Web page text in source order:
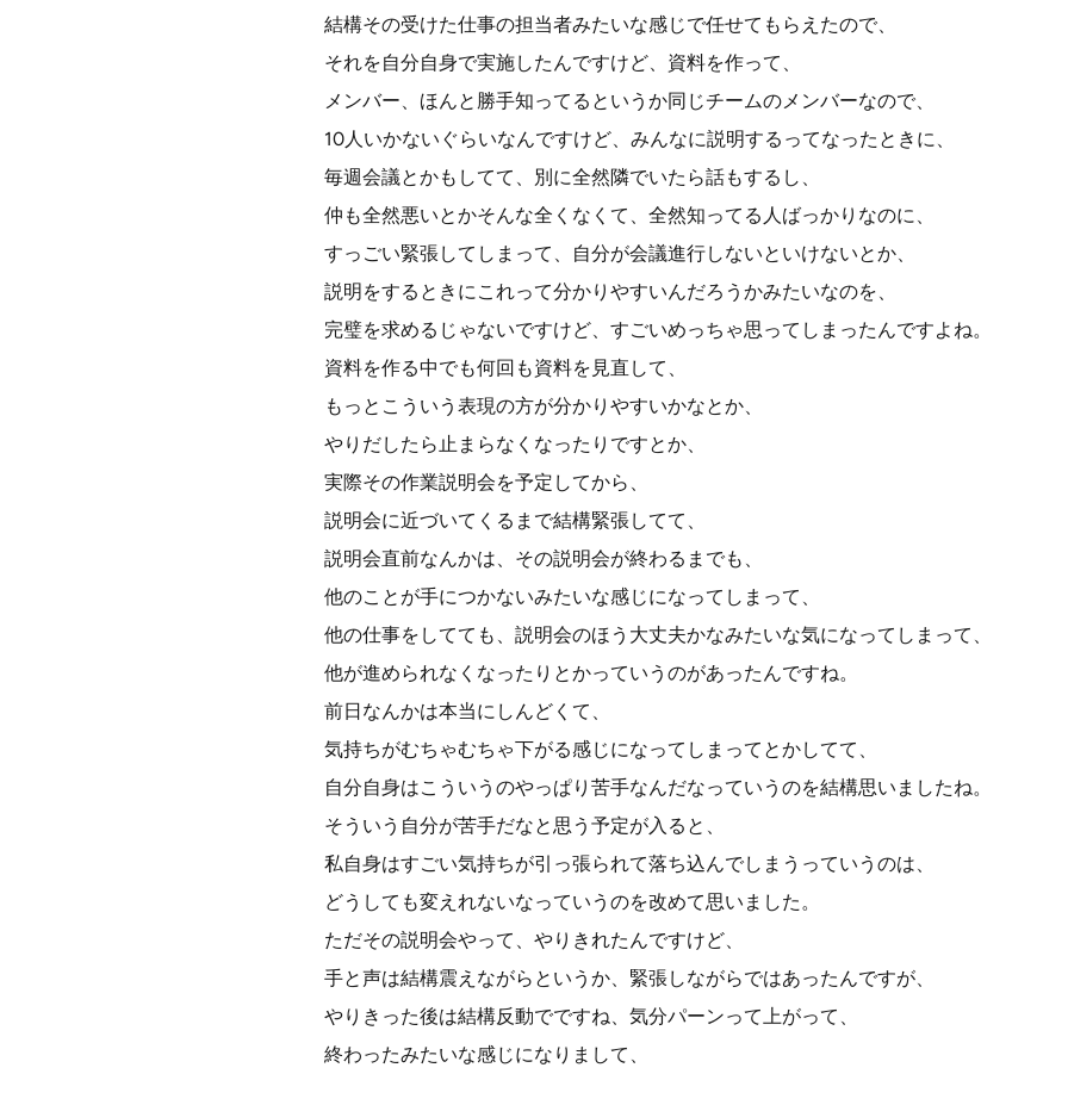
結構その受けた仕事の担当者みたいな感じで任せてもらえたので、
それを自分自身で実施したんですけど、資料を作って、
メンバー、ほんと勝手知ってるというか同じチームのメンバーなので、
10人いかないぐらいなんですけど、みんなに説明するってなったときに、
毎週会議とかもしてて、別に全然隣でいたら話もするし、
仲も全然悪いとかそんな全くなくて、全然知ってる人ばっかりなのに、
すっごい緊張してしまって、自分が会議進行しないといけないとか、
説明をするときにこれって分かりやすいんだろうかみたいなのを、
完璧を求めるじゃないですけど、すごいめっちゃ思ってしまったんですよね。
資料を作る中でも何回も資料を見直して、
もっとこういう表現の方が分かりやすいかなとか、
やりだしたら止まらなくなったりですとか、
実際その作業説明会を予定してから、
説明会に近づいてくるまで結構緊張してて、
説明会直前なんかは、その説明会が終わるまでも、
他のことが手につかないみたいな感じになってしまって、
他の仕事をしてても、説明会のほう大丈夫かなみたいな気になってしまって、
他が進められなくなったりとかっていうのがあったんですね。
前日なんかは本当にしんどくて、
気持ちがむちゃむちゃ下がる感じになってしまってとかしてて、
自分自身はこういうのやっぱり苦手なんだなっていうのを結構思いましたね。
そういう自分が苦手だなと思う予定が入ると、
私自身はすごい気持ちが引っ張られて落ち込んでしまうっていうのは、
どうしても変えれないなっていうのを改めて思いました。
ただその説明会やって、やりきれたんですけど、
手と声は結構震えながらというか、緊張しながらではあったんですが、
やりきった後は結構反動でですね、気分パーンって上がって、
終わったみたいな感じになりまして、